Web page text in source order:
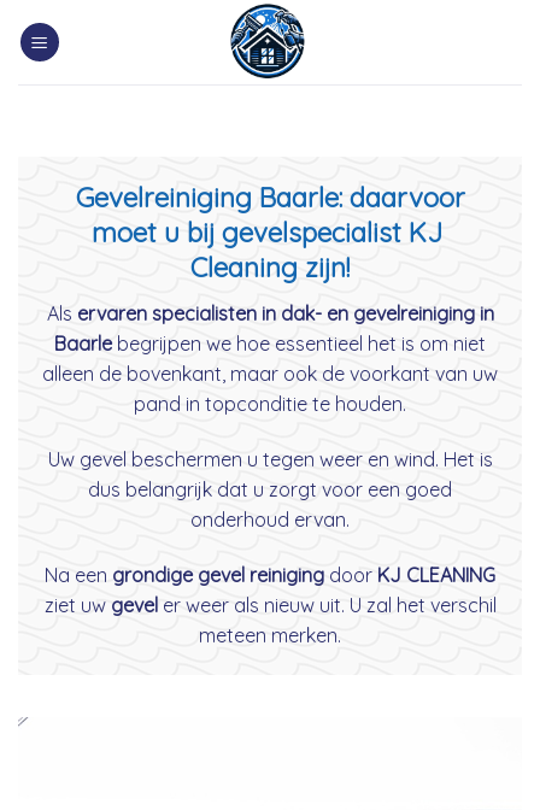
Gevelreiniging Baarle: daarvoor
moet u bij gevelspecialist KJ
Cleaning zijn!
Als ervaren specialisten in dak- en gevelreiniging in
Baarlebegrijpen we hoe essentieel het is om niet
alleen de bovenkant, maar ook de voorkant van uw
pand in topconditie te houden.
Uw gevel beschermen u tegen weer en wind. Het is
dus belangrijk dat u zorgt voor een goed
onderhoud ervan.
Na een grondige gevel reiniging door KJ CLEANING
ziet uw geveler weer als nieuw uit. U zal het verschil
meteen merken.